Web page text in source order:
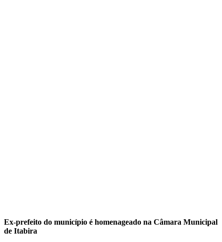
Ex-prefeito do município é homenageado na Câmara Municipal
de Itabira